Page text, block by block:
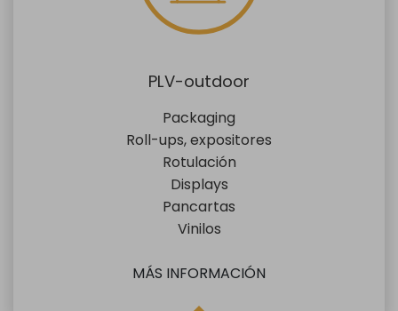
PLV-outdoor
Packaging
Roll-ups, expositores
Rotulación
Displays
Pancartas
Vinilos
MÁS INFORMACIÓN